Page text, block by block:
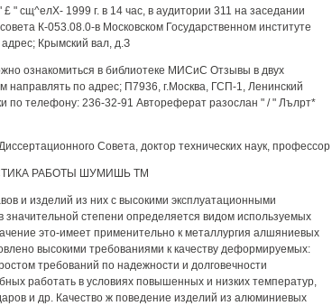
" сщ^елХ- 1999 г. в 14 час, в аудитории 311 на заседании
К-053.08.0-в Московском Государственном институте
Крымский вал, д.З
ознакомиться в библиотеке МИСиС Отзывы в двух
направлять по адрес; П7936, г.Москва, ГСП-1, Ленинский
по телефону: 236-32-91 Автореферат разослан " / " Лълрт*
Совета, доктор технических наук, профессор
РАБОТЫ ШУМИШЬ ТМ
и изделий из них с высокими эксплуатационными
значительной степени определяется видом используемых
это-имеет применительно к металлургия алшяниевых
высокими требованиями к качеству деформируемых:
требований по надежности и долговечности
работать в условиях повышенных и низких температур,
и др. Качество ж поведение изделий из алюминиевых